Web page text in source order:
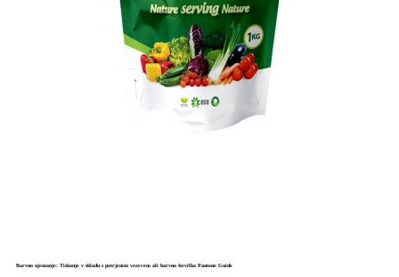
Barvno ujemanje: Tiskanje v skladu s potrjenim vzorcem ali barvno številko Pantone Guide